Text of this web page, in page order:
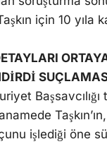
için 10 yıla
Başsavcılığı
işlediği öne